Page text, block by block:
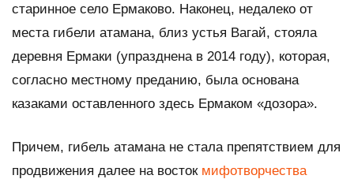
старинное село Ермаково. Наконец, недалеко от
места гибели атамана, близ устья Вагай, стояла
деревня Ермаки (упразднена в 2014 году), которая,
согласно местному преданию, была основана
казаками оставленного здесь Ермаком «дозора».
Причем, гибель атамана не стала препятствием для
продвижения далее на восток мифотворчества